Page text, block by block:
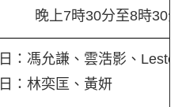
晚上7時30分至8時30
：馮允謙、雲浩影、
：林奕匡、黃妍